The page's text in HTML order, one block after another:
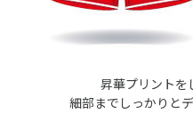
昇華プリントを
細部までしっかりと